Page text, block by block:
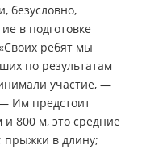
безусловно,
в подготовке
ребят мы
по результатам
участие, —
Им предстоит
800 м, это средние
прыжки в длину;